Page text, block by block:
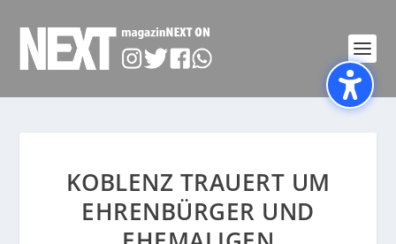
KOBLENZ TRAUERT UM
EHRENBÜRGER UND